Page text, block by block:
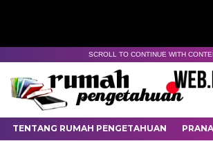
SCROLL TO CONTINUE WITH
TENTANG RUMAH PENGETAHUAN